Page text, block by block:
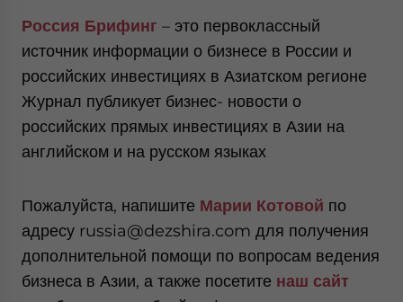
Россия Брифинг – это первоклассный
источник информации о бизнесе в России и
российских инвестициях в Азиатском регионе
Журнал публикует бизнес- новости о
российских прямых инвестициях в Азии на
английском и на русском языках
Пожалуйста, напишите Марии Котовой по
адресу russia@dezshira.com для получения
дополнительной помощи по вопросам ведения
бизнеса в Азии, а также посетите наш сайт